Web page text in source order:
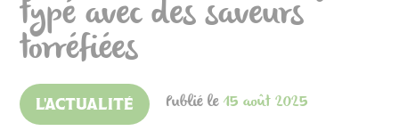
typé avec des saveurs
torréfiées
L'ACTUALITÉ Publié le15 août 2025